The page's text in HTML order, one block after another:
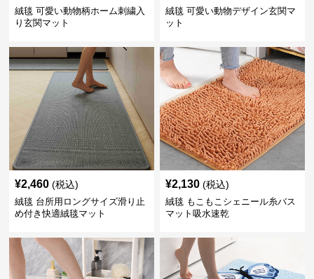
絨毯 可愛い動物柄ホーム刺繍入
り玄関マット
絨毯 可愛い動物デザイン玄関マ
ット
¥2,460 (税込)
絨毯 台所用ロングサイズ滑り止
め付き快適絨毯マット
¥2,130 (税込)
絨毯 もこもこシェニール糸バス
マット吸水速乾